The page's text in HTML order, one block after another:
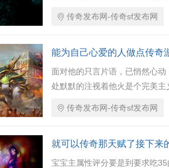
传奇发布网-传奇sf发布网
能为自己心爱的人做点传奇
面对他的只言片语，已悄然心
处默默的注视着他火是个完美
传奇发布网-传奇sf发布网
就可以传奇那天赋了接下来
宝宝主属性评分要是到要求吃